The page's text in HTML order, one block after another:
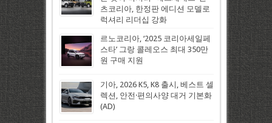
츠코리아, 한정판 에디션 모델로
럭셔리 리더십 강화
르노코리아, ‘2025 코리아세일페
스타’ 그랑 콜레오스 최대 350만
원 구매 지원
기아, 2026 K5, K8 출시, 베스트 셀
렉션, 안전·편의사양 대거 기본화
(AD)